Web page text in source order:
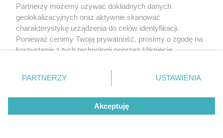
Partnerzy możemy używać dokładnych danych
geolokalizacyjnych oraz aktywnie skanować
charakterystykę urządzenia do celów identyfikacji.
Ponieważ cenimy Twoją prywatność, prosimy o zgodę na
korzystanie z tych technologii poprzez kliknięcie
zmienić/wycofać klikając przycisk ustawień prywatności
znajdujący się w lewym dolnym rogu strony
rodzaje przetwarzania danych nie wymagają zgody
użytkownika, ale masz prawo sprzeciwić się takiemu
przetwarzaniu. Preferencje będą miały zastosowanie tylko
PARTNERZY USTAWIENIA
Akceptuję